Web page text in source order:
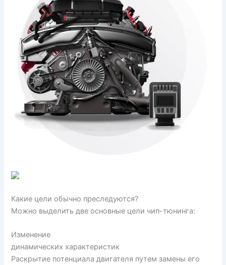
Какие цели обычно преследуются?
Можно выделить две основные цели чип-тюнинга:
Изменение
динамических характеристик
Раскрытие потенциала двигателя путем замены его